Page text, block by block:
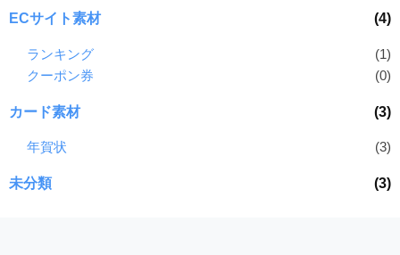
ECサイト素材 (4)
ランキング
(1)
クーポン券
(0)
カード素材 (3)
年賀状 (3)
未分類 (3)